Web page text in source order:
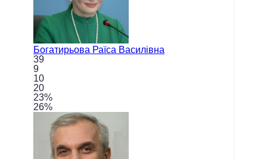
Богатирьова Раїса Василівна
39
9
10
20
23%
26%